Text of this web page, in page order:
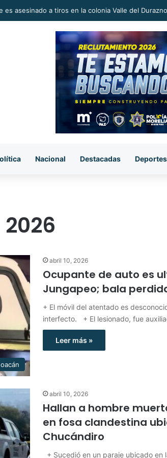
en la Reconstrucción del Tejido Social, Invita
Nacional Destacadas Deportes
abril 10, 2026
Ocupante de auto es
Jungapeo; bala
+ El móvil del atentado es
interfecto. + El lesionado, fue
Leer más »
abril 10, 2026
Hallan a hombre
en fosa clandestina
Chucándiro
+ Sucedió en un paraje ubicado en